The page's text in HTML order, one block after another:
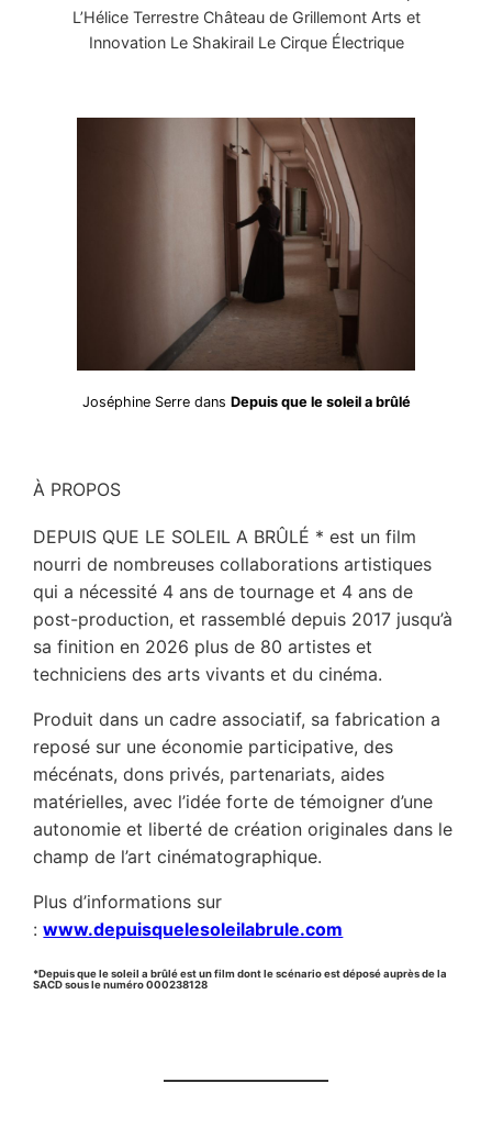
L’Hélice Terrestre Château de Grillemont Arts et
Innovation Le Shakirail Le Cirque Électrique
Joséphine Serre dans Depuis que le soleil a brûlé
À PROPOS
DEPUIS QUE LE SOLEIL A BRÛLÉ * est un film
nourri de nombreuses collaborations artistiques
qui a nécessité 4 ans de tournage et 4 ans de
post-production, et rassemblé depuis 2017 jusqu’à
sa finition en 2026 plus de 80 artistes et
techniciens des arts vivants et du cinéma.
Produit dans un cadre associatif, sa fabrication a
reposé sur une économie participative, des
mécénats, dons privés, partenariats, aides
matérielles, avec l’idée forte de témoigner d’une
autonomie et liberté de création originales dans le
champ de l’art cinématographique.
Plus d’informations sur
:www.depuisquelesoleilabrule.com
*Depuis que le soleil a brûlé est un film dont le scénario est déposé auprès de la
SACD sous le numéro 000238128